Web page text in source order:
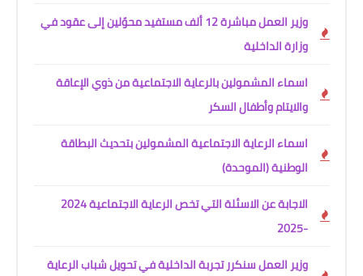
وزير العمل مباشرة 12 ألف مستفيد محوّلين إلى عقود في
وزارة الداخلية
اسماء المشمولين بالرعاية الاجتماعية من ذوي الإعاقة
والايتام وأطفال السكر
اسماء الرعاية الاجتماعية المشمولين بتحديث البطاقة
الوطنية (الموحدة)
الاجابة عن الاسئلة التي تخص الرعاية الاجتماعية 2024
-2025
وزير العمل سنكرر تجربة الداخلية في تحويل شباب الرعاية